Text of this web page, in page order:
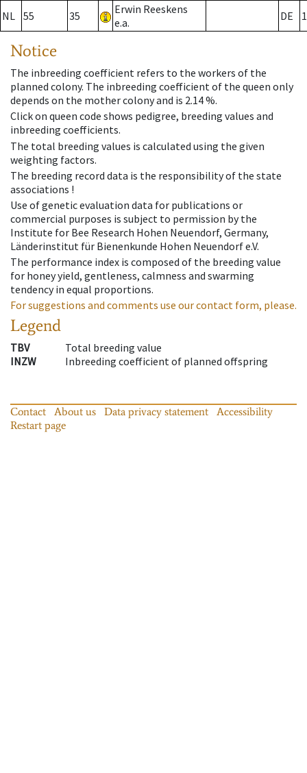
NL 55 35
Erwin Reeskens
e.a.
DE
Notice
The inbreeding coefficient refers to the workers of the
planned colony. The inbreeding coefficient of the queen only
depends on the mother colony and is 2.14 %.
Click on queen code shows pedigree, breeding values and
inbreeding coefficients.
The total breeding values is calculated using the given
weighting factors.
The breeding record data is the responsibility of the state
associations !
Use of genetic evaluation data for publications or
commercial purposes is subject to permission by the
Institute for Bee Research Hohen Neuendorf, Germany,
Länderinstitut für Bienenkunde Hohen Neuendorf e.V.
The performance index is composed of the breeding value
for honey yield, gentleness, calmness and swarming
tendency in equal proportions.
For suggestions and comments use our contact form, please.
Legend
TBV
Total breeding value
INZW
Inbreeding coefficient of planned offspring
Contact About us Data privacy statement
Accessibility
Restart page